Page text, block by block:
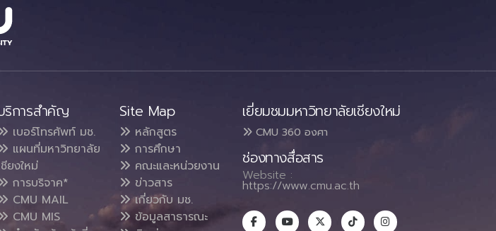
ริการสำคัญ
เบอร์โทรศัพท์ มช.
แผนที่มหาวิทยาลัย
ชียงใหม่
การบริจาค*
CMU MAIL
CMU MIS
Site Map
หลักสูตร
การศึกษา
คณะและหน่วยงาน
ข่าวสาร
เกี่ยวกับ มช.
ข้อมูลสาธารณะ
เยี่ยมชมมหาวิทยาลัยเชียงใหม่
CMU 360 องศา
ช่องทางสื่อสาร
Website :
https://www.cmu.ac.th